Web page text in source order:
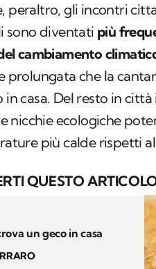
peraltro, gli incontri
sono diventati più
cambiamento
prolungata che la
in casa. Del resto in
nicchie ecologiche
più calde rispetti
QUESTO
un geco in casa